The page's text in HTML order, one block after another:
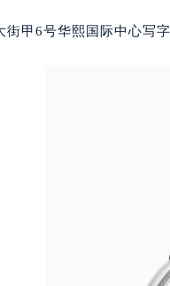
泽区解放路15号亨得利
山区人民路15号国际金
城区季华五路57号万科
城街道鸿福东路1号民盈
溪区人民中路139号恒隆
川区工农路57号圆融广
甲6号华熙国际中心写